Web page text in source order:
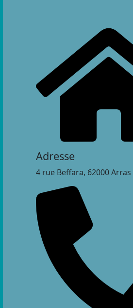
Adresse
4 rue Beffara, 62000 Arras